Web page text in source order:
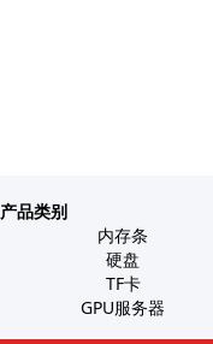
产品类别
内存条
硬盘
TF卡
GPU服务器